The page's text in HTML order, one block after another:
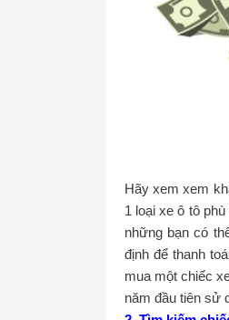
Hãy xem xem
1 loại xe ô tô
những bạn có
định để thanh
mua một chiếc
năm đầu tiên sử